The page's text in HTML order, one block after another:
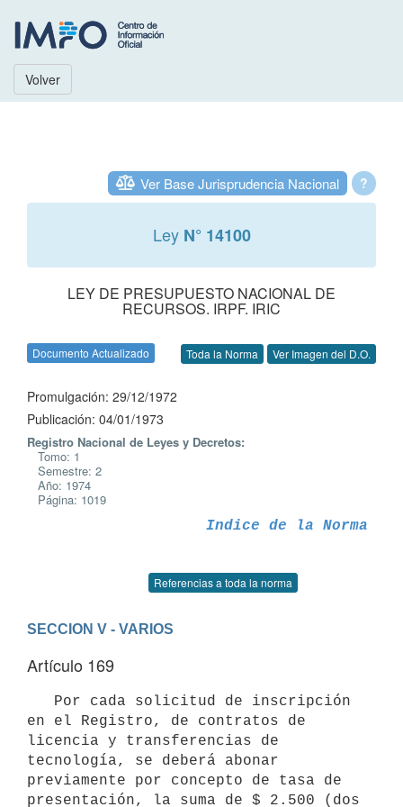
Volver
?
Ver Base Jurisprudencia Nacional
Ley N° 14100
LEY DE PRESUPUESTO NACIONAL DE
RECURSOS. IRPF. IRIC
Documento Actualizado Toda la Norma Ver Imagen del D.O.
Promulgación: 29/12/1972
Publicación: 04/01/1973
Registro Nacional de Leyes y Decretos:
Tomo: 1
Semestre: 2
Año: 1974
Página: 1019
Indice de la Norma
Referencias a toda la norma
SECCION V - VARIOS
Artículo 169
en el Registro, de contratos de
licencia y transferencias de
tecnología, se deberá abonar
previamente por concepto de tasa de
presentación, la suma de $ 2.500 (dos